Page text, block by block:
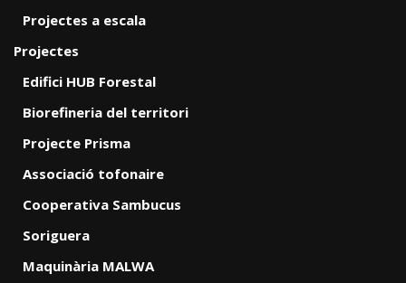
Projectes a escala
Projectes
Edifici HUB Forestal
Biorefineria del territori
Projecte Prisma
Associació tofonaire
Cooperativa Sambucus
Soriguera
Maquinària MALWA